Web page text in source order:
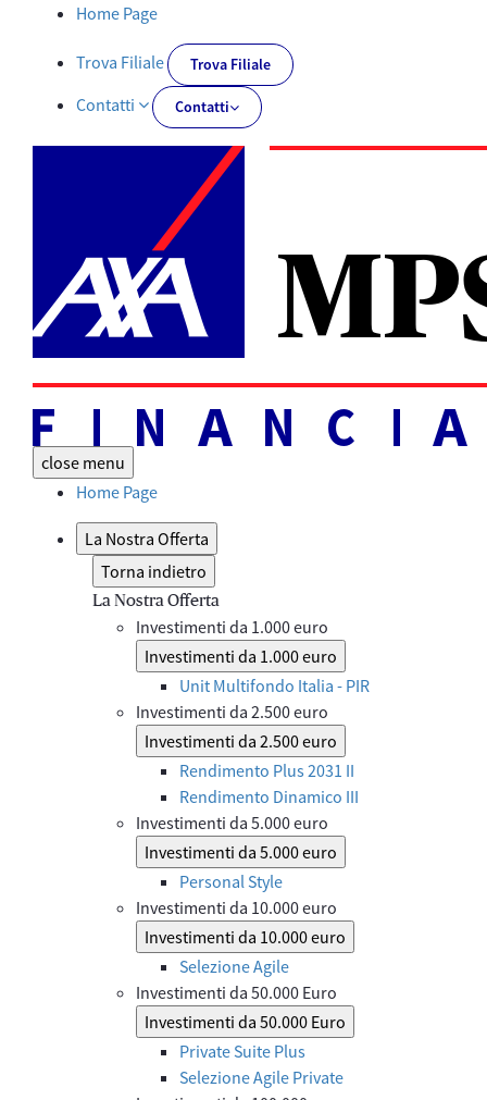
Documentazione obbligatoria | AXA MPS Financial - AXA-
Home Page
Trova Filiale Trova Filiale
Contatti Contatti
close menu
Home Page
La Nostra Offerta
Torna indietro
La Nostra Offerta
Investimenti da 1.000 euro
Investimenti da 1.000 euro
Unit Multifondo Italia - PIR
Investimenti da 2.500 euro
Investimenti da 2.500 euro
Rendimento Plus 2031 II
Rendimento Dinamico III
Investimenti da 5.000 euro
Investimenti da 5.000 euro
Personal Style
Investimenti da 10.000 euro
Investimenti da 10.000 euro
Selezione Agile
Investimenti da 50.000 Euro
Investimenti da 50.000 Euro
Private Suite Plus
Selezione Agile Private